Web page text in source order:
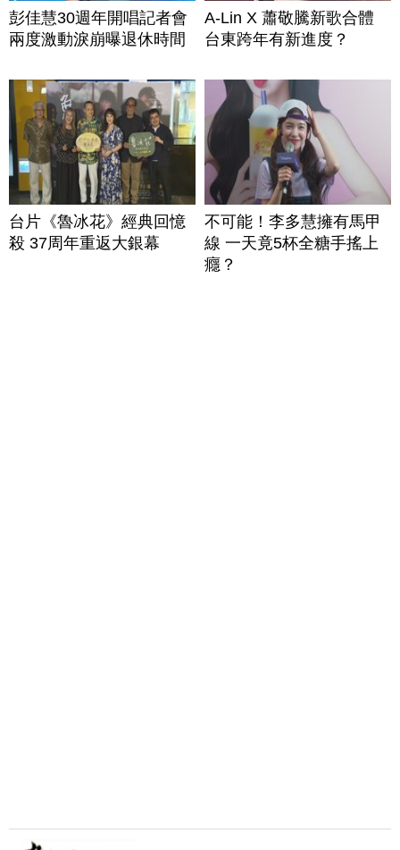
彭佳慧30週年開唱記者會
兩度激動淚崩曝退休時間
A-Lin X 蕭敬騰新歌合體
台東跨年有新進度？
台片《魯冰花》經典回憶
殺 37周年重返大銀幕
不可能！李多慧擁有馬甲
線 一天竟5杯全糖手搖上
癮？